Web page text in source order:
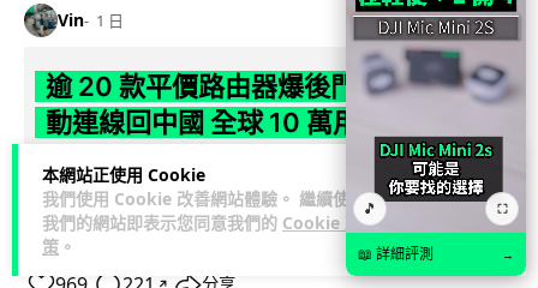
本網站正使用 Cookie
我們使用 Cookie 改善網站體驗。 繼續使用
我們的網站即表示您同意我們的 Cookie 政
策 。
Vin 1 日
逾 20 款平價路由器爆後門 每 35 秒自
動連線回中國 全球 10 萬用家私隱堪憂
網絡安全公司 VulnCheck 揭發中國智博通電子（Zbtlink）生產
的 20 多款路由器內置後門程式「Endlessdoors」（無盡... 閱
讀全文
↗
🎵 ⛶
📖 詳細評測 →